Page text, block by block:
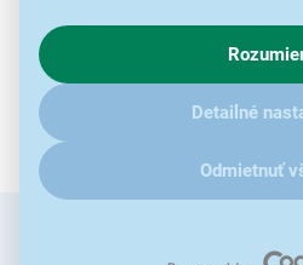
o chovaní na webe pre
V prípade že vás zaujímajú detaily,
ďalšími údaji pracujeme, kliknite
Detailné
Odmietnuť
Chcete vedieť ako